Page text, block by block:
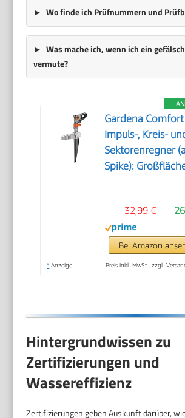
Wo finde ich Prüfnummern und
Was mache ich, wenn ich ein
vermute?
Gardena Comfort
Impuls-, Kreis-
Sektorenregner
Spike):
größerer
75 bis 490 m²,
stufenlose
32,99 €
Bei Amazon
* Anzeige Preis inkl. MwSt., zzgl.
Hintergrundwissen zu
Zertifizierungen und
Wassereffizienz
Zertifizierungen geben Auskunft darüber,